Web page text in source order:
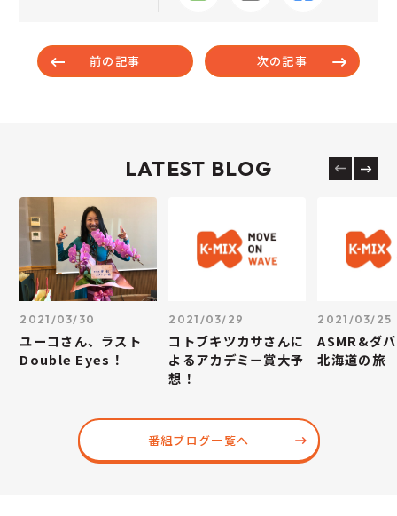
前の記事 次の記事
LATEST BLOG
2021/03/30
ユーコさん、ラスト
Double Eyes！
2021/03/29
コトブキツカサさんに
よるアカデミー賞大予
想！
2021/03/25
ASMR&ダ
北海道の旅
番組ブログ一覧へ